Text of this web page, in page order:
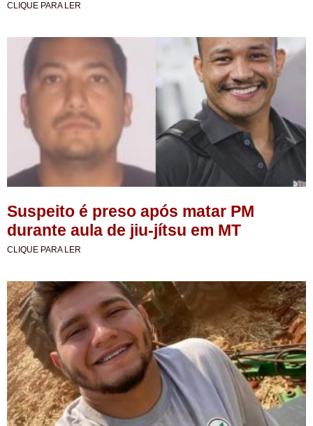
CLIQUE PARA LER
Suspeito é preso após matar PM
durante aula de jiu-jítsu em MT
CLIQUE PARA LER